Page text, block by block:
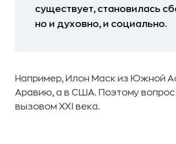
существует, становилась
но и духовно, и социально.
Например, Илон Маск из Южной
Аравию, а в США. Поэтому
вызовом XXI века.